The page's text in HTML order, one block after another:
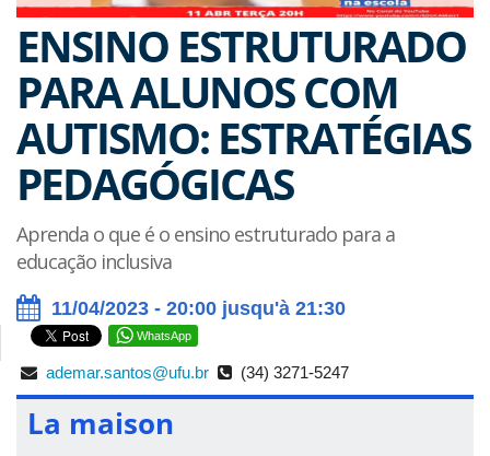
ENSINO ESTRUTURADO
PARA ALUNOS COM
AUTISMO: ESTRATÉGIAS
PEDAGÓGICAS
Aprenda o que é o ensino estruturado para a
educação inclusiva
11/04/2023 - 20:00 jusqu'à 21:30
WhatsApp
ademar.santos@ufu.br (34) 3271-5247
La maison